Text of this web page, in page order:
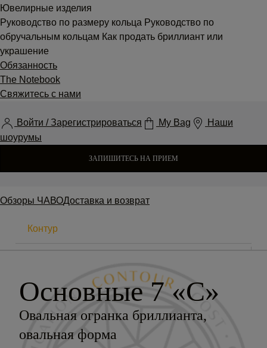
Ювелирные изделия
Руководство по размеру кольца Руководство по
обручальным кольцам Как продать бриллиант или
украшение
Обязанность
The Notebook
Свяжитесь с нами
Войти / Зарегистрироваться My Bag
Наши
шоурумы
ЗАПИШИТЕСЬ НА ПРИЕМ
Обзоры ЧАВОДоставка и возврат
Карат
Цвет
Контур
Основные 7 «С»
Овальная огранка бриллианта,
овальная форма